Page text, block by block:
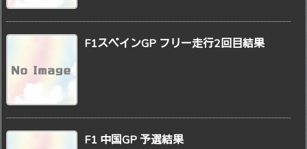
F1スペインGP フリー走行2回目結果
F1 中国GP 予選結果